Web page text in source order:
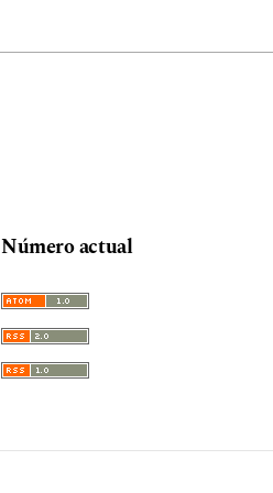
Número actual